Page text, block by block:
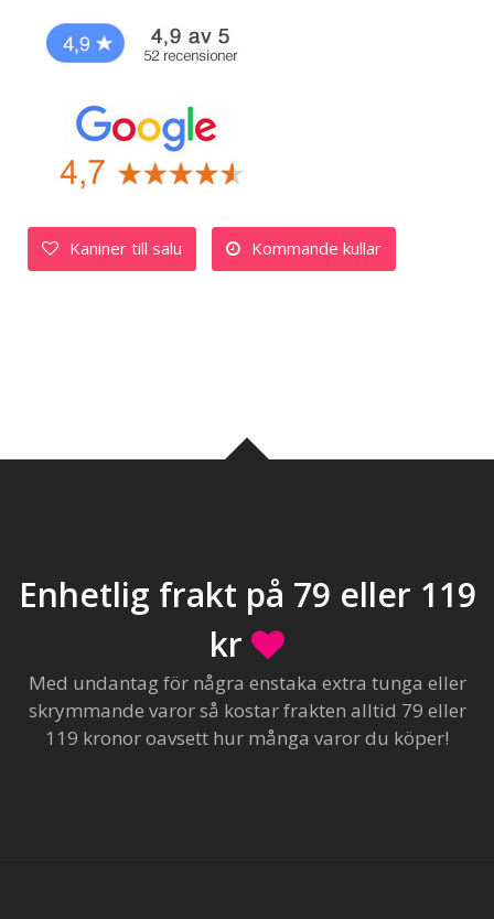
Kaniner till salu Kommande kullar
Enhetlig frakt på 79 eller 119
kr
Med undantag för några enstaka extra tunga eller
skrymmande varor så kostar frakten alltid 79 eller
119 kronor oavsett hur många varor du köper!